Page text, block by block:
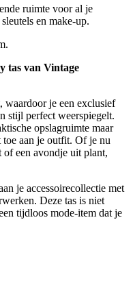
ruimte voor al je
en make-up.
tas van Vintage
waardoor je een exclusief
stijl perfect weerspiegelt.
opslagruimte maar
aan je outfit. Of je nu
of een avondje uit plant,
je accessoirecollectie met
Deze tas is niet
tijdloos mode-item dat je